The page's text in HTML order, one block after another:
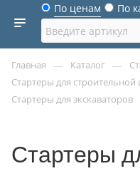
По ценам По
Главная — Каталог —
Стартеры для строительной
Стартеры для экскаваторов
Стартеры